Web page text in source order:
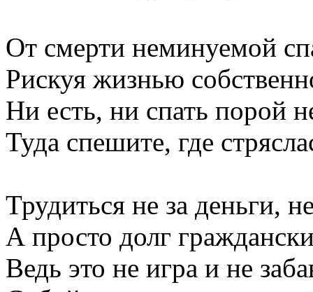
От смерти неминуемой
Рискуя жизнью
Ни есть, ни спать порой
Туда спешите, где
Трудиться не за деньги,
А просто долг
Ведь это не игра и не